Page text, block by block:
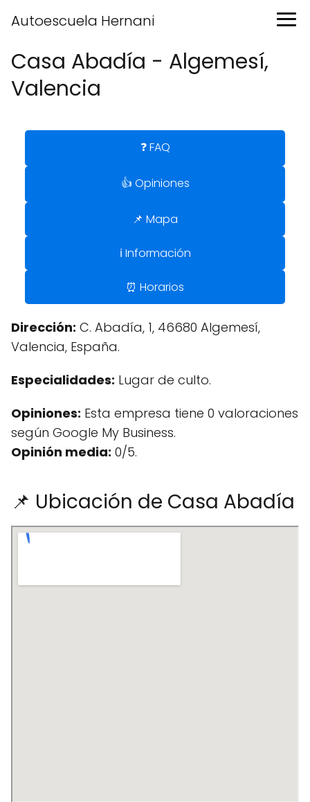
Autoescuela Hernani
Casa Abadía - Algemesí,
Valencia
❓ FAQ
👍 Opiniones
📌 Mapa
ℹ️ Información
⏰ Horarios
Dirección: C. Abadía, 1, 46680 Algemesí,
Valencia, España.
Especialidades: Lugar de culto.
Opiniones: Esta empresa tiene 0 valoraciones
según Google My Business.
Opinión media: 0/5.
📌 Ubicación de Casa Abadía